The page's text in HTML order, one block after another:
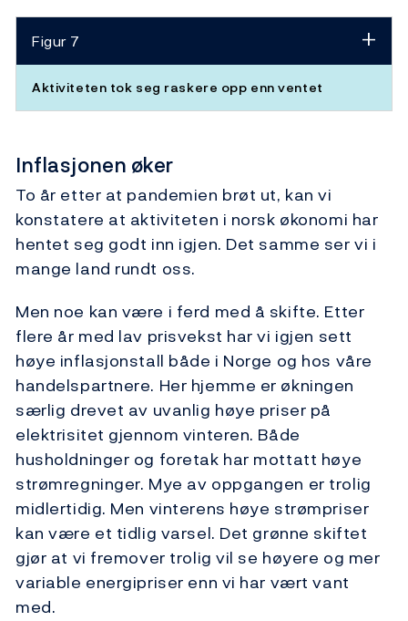
Figur 7
Aktiviteten tok seg raskere opp enn ventet
Inflasjonen øker
To år etter at pandemien brøt ut, kan vi
konstatere at aktiviteten i norsk økonomi har
hentet seg godt inn igjen. Det samme ser vi i
mange land rundt oss.
Men noe kan være i ferd med å skifte. Etter
flere år med lav prisvekst har vi igjen sett
høye inflasjonstall både i Norge og hos våre
handelspartnere. Her hjemme er økningen
særlig drevet av uvanlig høye priser på
elektrisitet gjennom vinteren. Både
husholdninger og foretak har mottatt høye
strømregninger. Mye av oppgangen er trolig
midlertidig. Men vinterens høye strømpriser
kan være et tidlig varsel. Det grønne skiftet
gjør at vi fremover trolig vil se høyere og mer
variable energipriser enn vi har vært vant
med.